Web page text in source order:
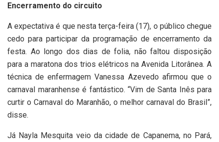
Encerramento do circuito
A expectativa é que nesta terça-feira (17), o público chegue
cedo para participar da programação de encerramento da
festa. Ao longo dos dias de folia, não faltou disposição
para a maratona dos trios elétricos na Avenida Litorânea. A
técnica de enfermagem Vanessa Azevedo afirmou que o
carnaval maranhense é fantástico. “Vim de Santa Inês para
curtir o Carnaval do Maranhão, o melhor carnaval do Brasil”,
disse.
Já Nayla Mesquita veio da cidade de Capanema, no Pará,